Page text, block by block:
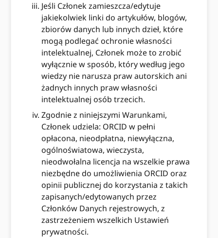
Jeśli Członek zamieszcza/edytuje
jakiekolwiek linki do artykułów, blogów,
zbiorów danych lub innych dzieł, które
mogą podlegać ochronie własności
intelektualnej, Członek może to zrobić
wyłącznie w sposób, który według jego
wiedzy nie narusza praw autorskich ani
żadnych innych praw własności
intelektualnej osób trzecich.
Zgodnie z niniejszymi Warunkami,
Członek udziela: ORCID w pełni
opłacona, nieodpłatna, niewyłączna,
ogólnoświatowa, wieczysta,
nieodwołalna licencja na wszelkie prawa
niezbędne do umożliwienia ORCID oraz
opinii publicznej do korzystania z takich
zapisanych/edytowanych przez
Członków Danych rejestrowych, z
zastrzeżeniem wszelkich Ustawień
prywatności.